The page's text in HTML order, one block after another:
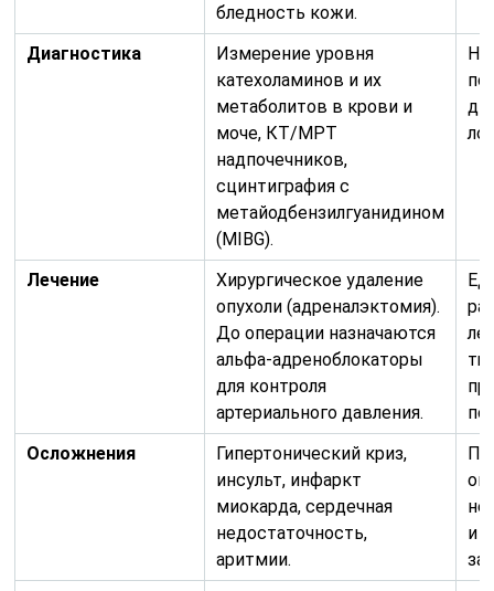
бледность кожи.
Диагностика
Измерение уровня
катехоламинов и их
метаболитов в крови и
моче, КТ/МРТ
надпочечников,
сцинтиграфия с
метайодбензилгуанидином
(MIBG).
Лечение
Хирургическое удаление
опухоли (адреналэктомия).
До операции назначаются
альфа-адреноблокаторы
для контроля
артериального давления.
Осложнения
Гипертонический криз,
инсульт, инфаркт
миокарда, сердечная
недостаточность,
аритмии.
и